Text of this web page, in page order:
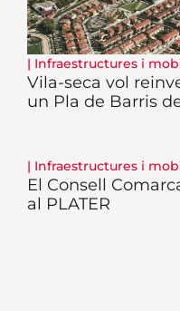
| Infraestructures i
Vila-seca vol
un Pla de Barris
| Infraestructures i
El Consell
al PLATER